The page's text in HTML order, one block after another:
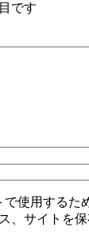
です
で使用するた
、サイトを保